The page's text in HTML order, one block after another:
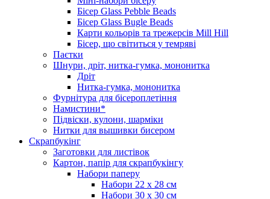
Бісер Glass Pebble Beads
Бісер Glass Bugle Beads
Карти кольорів та трежерсів Mill Hill
Бісер, що світиться у темряві
Паєтки
Шнури, дріт, нитка-гумка, мононитка
Дріт
Нитка-гумка, мононитка
Фурнітура для бісероплетіння
Намистини*
Підвіски, кулони, шарміки
Нитки для вышивки бисером
Скрапбукінг
Заготовки для листівок
Картон, папір для скрапбукінгу
Набори паперу
Набори 22 х 28 см
Набори 30 х 30 см